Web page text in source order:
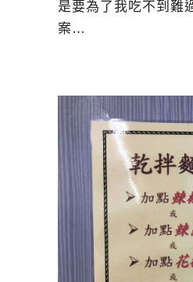
是要為了我吃不到難
案…